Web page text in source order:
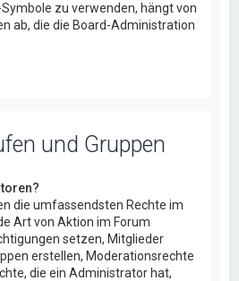
zu verwenden, hängt von
ab, die die Board-Administration
und Gruppen
die umfassendsten Rechte im
Art von Aktion im Forum
setzen, Mitglieder
erstellen, Moderationsrechte
die ein Administrator hat,